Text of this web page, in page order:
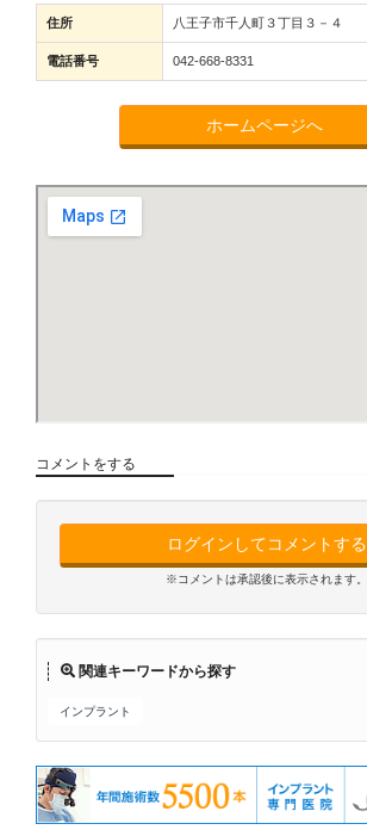
住所 八王子市千人町３丁目３－４
電話番号 042-668-8331
ホームページへ
コメントをする
ログインしてコメントする
※コメントは承認後に表示されます。
関連キーワードから探す
インプラント